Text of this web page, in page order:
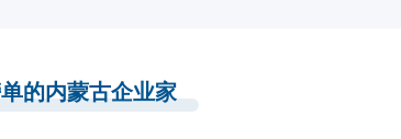
的内蒙古企业家